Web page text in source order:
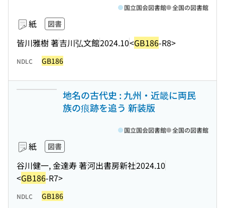
紙 図書
皆川雅樹 著吉川弘文館2024.10<GB186-R8>
国立国会図書館 全国の図書館
NDLC GB186
地名の古代史 : 九州・近畿に両民
族の痕跡を追う 新装版
紙 図書
谷川健一, 金達寿 著河出書房新社2024.10
<GB186-R7>
国立国会図書館 全国の図書館
NDLC GB186